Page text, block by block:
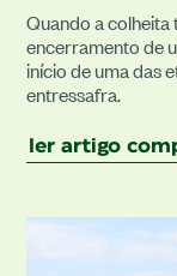
Quando a colheita
encerramento de
início de uma das
entressafra.
ler artigo